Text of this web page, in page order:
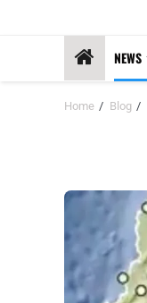
NEWS
Home Blog